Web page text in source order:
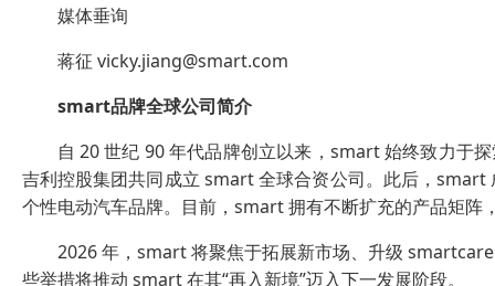
媒体垂询
蒋征 vicky.jiang@smart.com
smart品牌全球公司简介
自 20 世纪 90 年代品牌创立以来，smart 始终致力于
吉利控股集团共同成立 smart 全球合资公司。此后，
个性电动汽车品牌。目前，smart 拥有不断扩充的产品矩阵
2026 年，smart 将聚焦于拓展新市场、升级
些举措将推动 smart 在其“再入新境”迈入下一发展阶段。